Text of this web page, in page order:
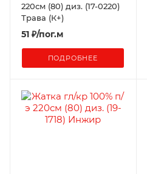
220см (80) диз. (17-0220)
Трава (К+)
51 ₽/пог.м
ПОДРОБНЕЕ